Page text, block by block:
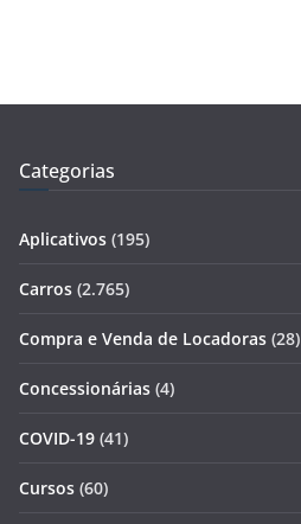
Categorias
Aplicativos (195)
Carros (2.765)
Compra e Venda de Locadoras (28)
Concessionárias (4)
COVID-19 (41)
Cursos (60)